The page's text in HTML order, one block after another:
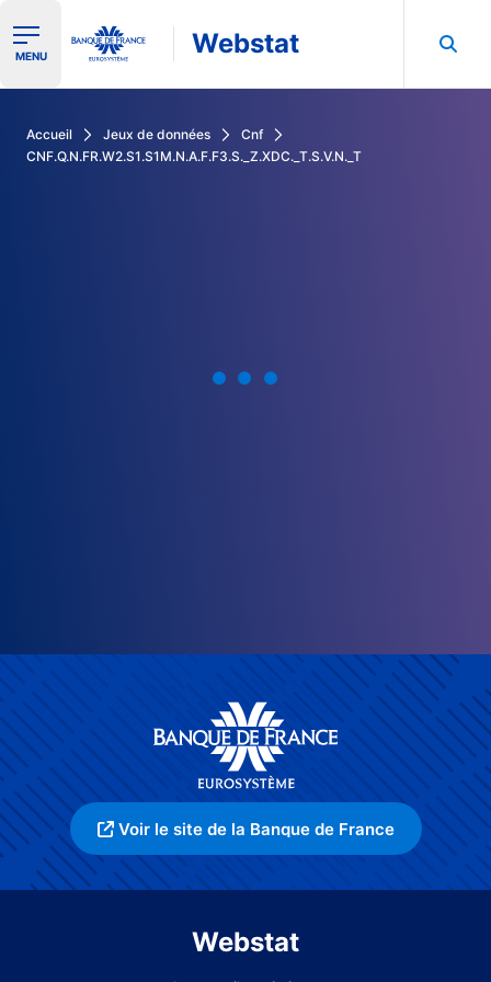
Ouvrir le menu de navigation
MENU Webstat
Accueil Jeux de données
Cnf
CNF.Q.N.FR.W2.S1.S1M.N.A.F.F3.S._Z.XDC._T.S.V.N._T
Voir le site de la Banque de France
Webstat